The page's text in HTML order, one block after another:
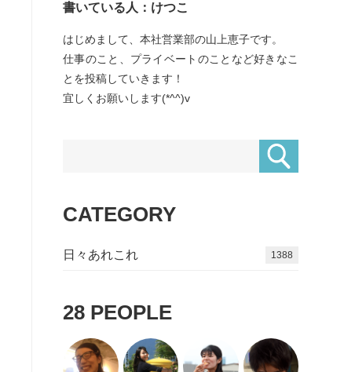
書いている人：けつこ
はじめまして、本社営業部の山上恵子です。
仕事のこと、プライベートのことなど好きなこ
とを投稿していきます！
宜しくお願いします(*^^)v
CATEGORY
日々あれこれ 1611
28 PEOPLE